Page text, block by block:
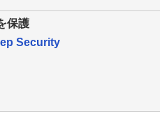
保護
Security